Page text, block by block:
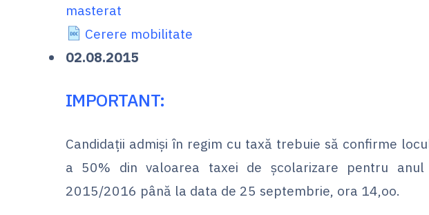
masterat
Cerere mobilitate
02.08.2015
IMPORTANT:
Candidații admiși în regim cu taxă trebuie să confirme
a 50% din valoarea taxei de școlarizare pentru anul
2015/2016 până la data de 25 septembrie, ora 14,oo.